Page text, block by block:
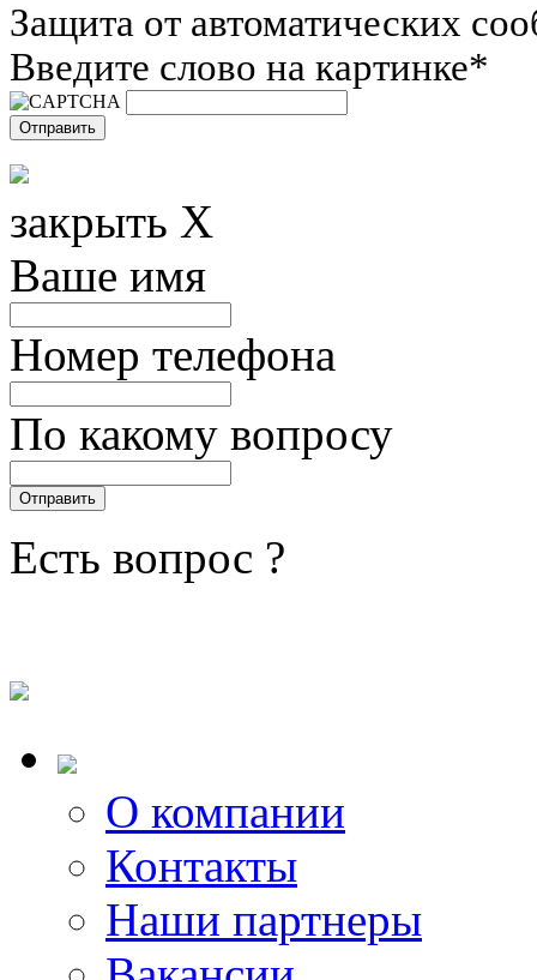
Защита от автоматических
Введите слово на картинке*
закрыть X
Ваше имя
Номер телефона
По какому вопросу
Есть вопрос ?
О компании
Контакты
Наши партнеры